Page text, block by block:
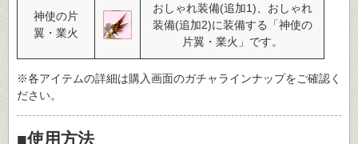
神使の片
翼・業火
おしゃれ装備(追加1)、おしゃれ
装備(追加2)に装備する「神使の
片翼・業火」です。
※各アイテムの詳細は購入画面のガチャラインナップをご確認く
ださい。
■使用方法